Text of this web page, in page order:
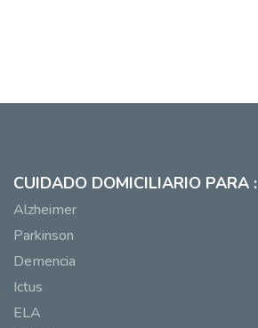
CUIDADO DOMICILIARIO PARA :
Alzheimer
Parkinson
Demencia
Ictus
ELA